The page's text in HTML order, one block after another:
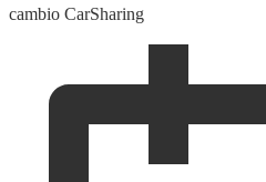
cambio CarSharing